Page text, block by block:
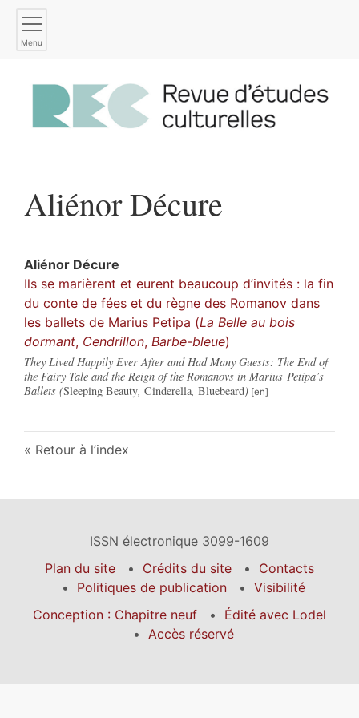
Menu
AliénorDécure
Aliénor Décure
Ils se marièrent et eurent beaucoup d’invités : la fin
du conte de fées et du règne des Romanov dans
les ballets de Marius Petipa (La Belle au bois
dormant, Cendrillon, Barbe-bleue)
They Lived Happily Ever After and Had Many Guests: The End of
the Fairy Tale and the Reign of the Romanovs in Marius Petipa’s
Ballets (Sleeping Beauty, Cinderella, Bluebeard)
Retour à l’index
ISSN électronique 3099-1609
Plan du site
Crédits du site
Contacts
Politiques de publication
Visibilité
Conception : Chapitre neuf
Édité avec Lodel
Accès réservé